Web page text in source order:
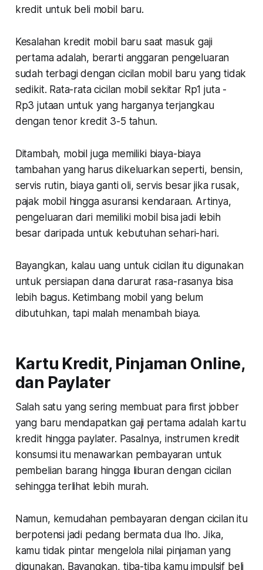
kredit untuk beli mobil baru.
Kesalahan kredit mobil baru saat masuk gaji
pertama adalah, berarti anggaran pengeluaran
sudah terbagi dengan cicilan mobil baru yang tidak
sedikit. Rata-rata cicilan mobil sekitar Rp1 juta -
Rp3 jutaan untuk yang harganya terjangkau
dengan tenor kredit 3-5 tahun.
Ditambah, mobil juga memiliki biaya-biaya
tambahan yang harus dikeluarkan seperti, bensin,
servis rutin, biaya ganti oli, servis besar jika rusak,
pajak mobil hingga asuransi kendaraan. Artinya,
pengeluaran dari memiliki mobil bisa jadi lebih
besar daripada untuk kebutuhan sehari-hari.
Bayangkan, kalau uang untuk cicilan itu digunakan
untuk persiapan dana darurat rasa-rasanya bisa
lebih bagus. Ketimbang mobil yang belum
dibutuhkan, tapi malah menambah biaya.
Kartu Kredit, Pinjaman Online,
dan Paylater
Salah satu yang sering membuat para first jobber
yang baru mendapatkan gaji pertama adalah kartu
kredit hingga paylater. Pasalnya, instrumen kredit
konsumsi itu menawarkan pembayaran untuk
pembelian barang hingga liburan dengan cicilan
sehingga terlihat lebih murah.
Namun, kemudahan pembayaran dengan cicilan itu
berpotensi jadi pedang bermata dua lho. Jika,
kamu tidak pintar mengelola nilai pinjaman yang
digunakan. Bayangkan, tiba-tiba kamu impulsif beli